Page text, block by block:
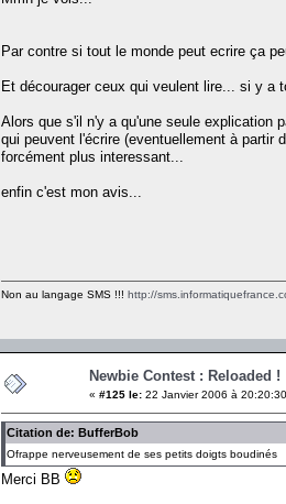
Par contre si tout le monde peut ecrire ça
Et décourager ceux qui veulent lire... si y a
Alors que s'il n'y a qu'une seule explication
qui peuvent l'écrire (eventuellement à partir
forcément plus interessant...
enfin c'est mon avis...
Non au langage SMS !!! http://
Newbie Contest : Reloaded !
« #125 le: 22 Janvier 2006 à
Citation de: BufferBob
Ofrappe nerveusement de ses petits doigts boudinés
Merci BB